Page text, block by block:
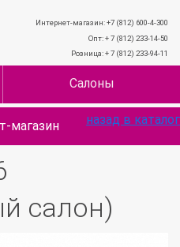
Интернет-магазин: +7 (812) 600-4-300
Опт: + 7 (812) 233-14-50
Розница: + 7 (812) 233-94-11
Салоны
магазин
салон)
назад в каталог